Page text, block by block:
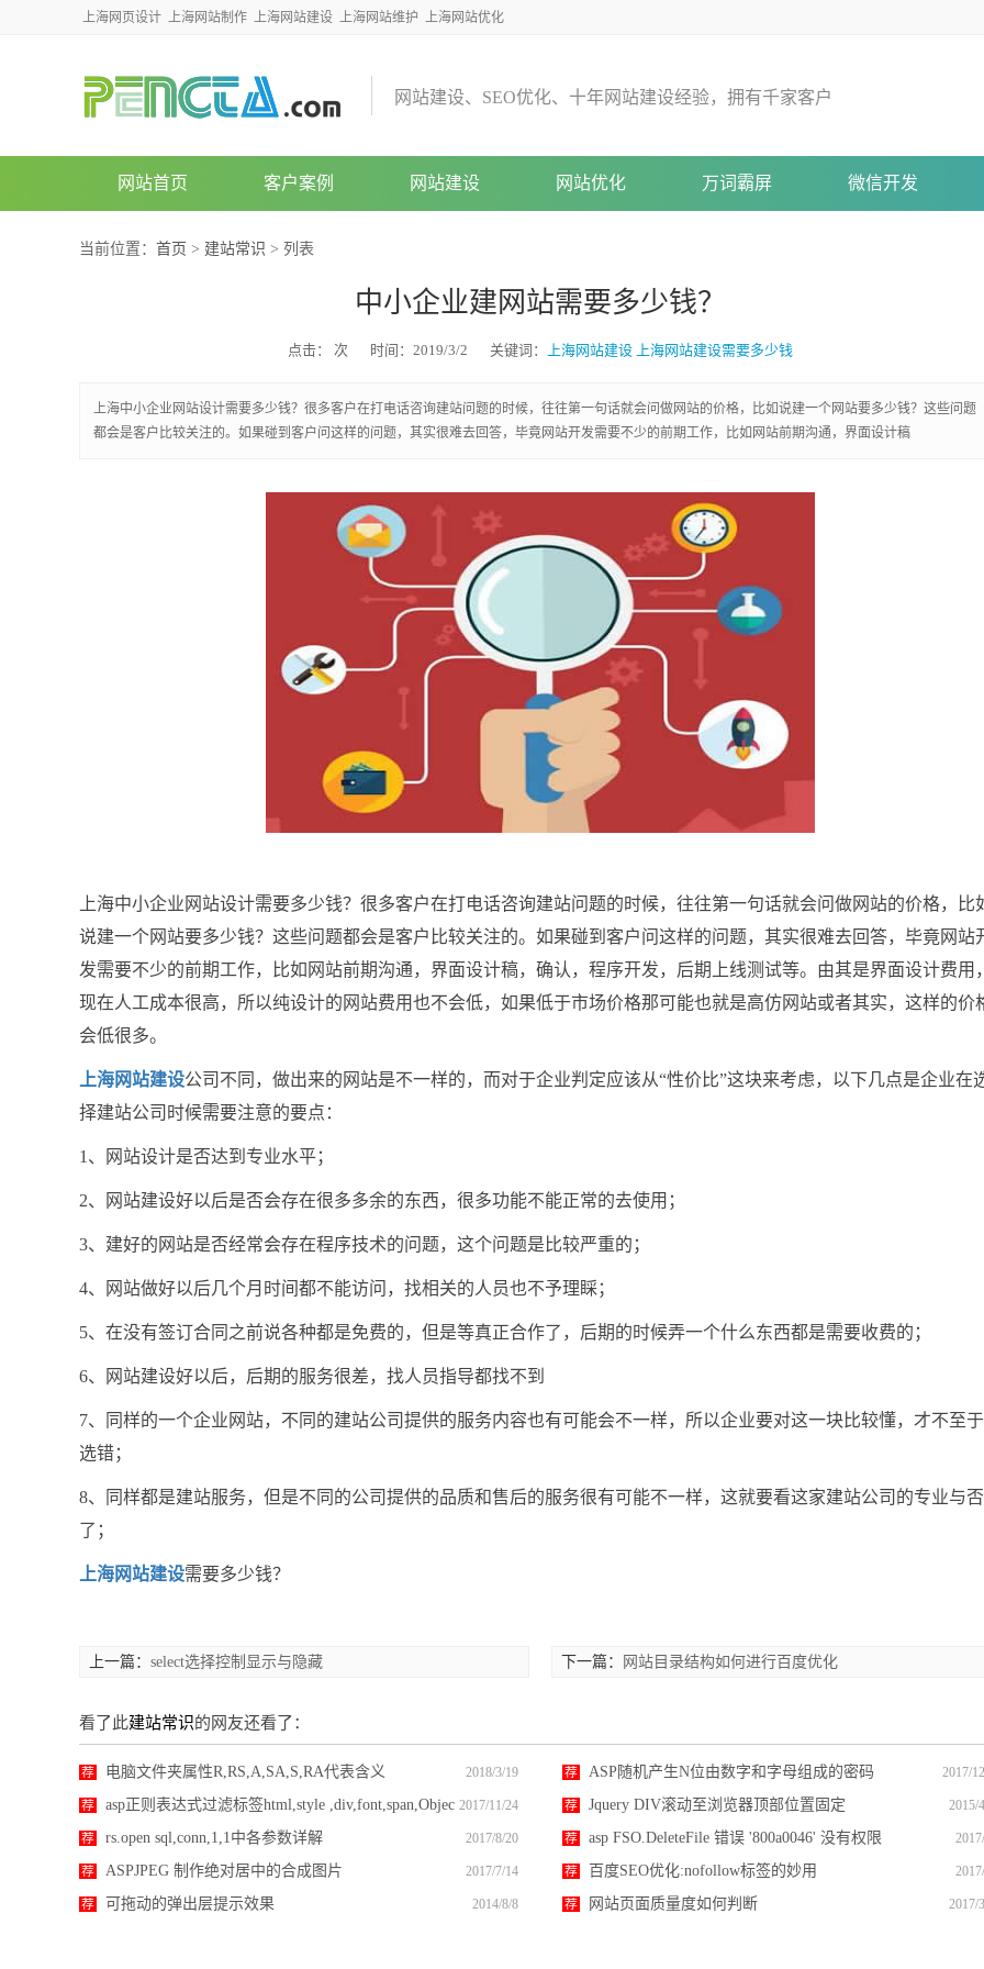
上海网页设计 上海网站制作 上海网站建设 上海网站维护 上海网站优化
网 站建设、 SEO优化、 十年网 站建设经验， 拥有千家客户
网站首页 客户案例 网站建设 网站优化 万词霸屏 微信开发
当前位置： 首页 > 建站常识 > 列表
中小企业建网站需要多少钱？
点击： 次 时间：2019/3/2 关键词： 上海网站建设 上海网站建设需要多少钱
上海中小企业网站设计需要多少钱？很多客户在打电话咨询建站问题的时候，往往第一句话就会问做网站的价格，比如说建一个网站要多少钱？这些问题
都会是客户比较关注的。如果碰到客户问这样的问题，其实很难去回答，毕竟网站开发需要不少的前期工作，比如网站前期沟通，界面设计稿
上海中小企业网站设计需要多少钱？很多客户在打电话咨询建站问题的时候，往往第一句话就会问做网站的价格，比
说建一个网站要多少钱？这些问题都会是客户比较关注的。如果碰到客户问这样的问题，其实很难去回答，毕竟网站
发需要不少的前期工作，比如网站前期沟通，界面设计稿，确认，程序开发，后期上线测试等。由其是界面设计费用，
现在人工成本很高，所以纯设计的网站费用也不会低，如果低于市场价格那可能也就是高仿网站或者其实，这样的价
会低很多。
上海网站建设公司不同，做出来的网站是不一样的，而对于企业判定应该从“性价比”这块来考虑，以下几点是企业在
择建站公司时候需要注意的要点：
1、网站设计是否达到专业水平；
2、网站建设好以后是否会存在很多多余的东西，很多功能不能正常的去使用；
3、建好的网站是否经常会存在程序技术的问题，这个问题是比较严重的；
4、网站做好以后几个月时间都不能访问，找相关的人员也不予理睬；
5、在没有签订合同之前说各种都是免费的，但是等真正合作了，后期的时候弄一个什么东西都是需要收费的；
6、网站建设好以后，后期的服务很差，找人员指导都找不到
7、同样的一个企业网站，不同的建站公司提供的服务内容也有可能会不一样，所以企业要对这一块比较懂，才不至
选错；
8、同样都是建站服务，但是不同的公司提供的品质和售后的服务很有可能不一样，这就要看这家建站公司的专业与否
了；
上海网站建设需要多少钱？
上一篇： select选择控制显示与隐藏 下一篇： 网站目录结构如何进行百度优化
看了此建站常识的网友还看了：
荐 2018/3/19
电脑文件夹属性R,RS,A,SA,S,RA代表含义 荐 2017/
ASP随机产生N位由数字和字母组成的密码
荐 2017/11/24
asp正则表达式过滤标签html,style ,div,font,span,Objec
t,iframe
荐 2015/
Jquery DIV滚动至浏览器顶部位置固定
荐 2017/8/20
rs.open sql,conn,1,1中各参数详解 荐 asp FSO.DeleteFile 错误 '800a0046' 没有权限
荐 2017/7/14
ASPJPEG 制作绝对居中的合成图片 荐 百度SEO优化:nofollow标签的妙用
荐 2014/8/8
可拖动的弹出层提示效果 荐 2017/
网站页面质量度如何判断